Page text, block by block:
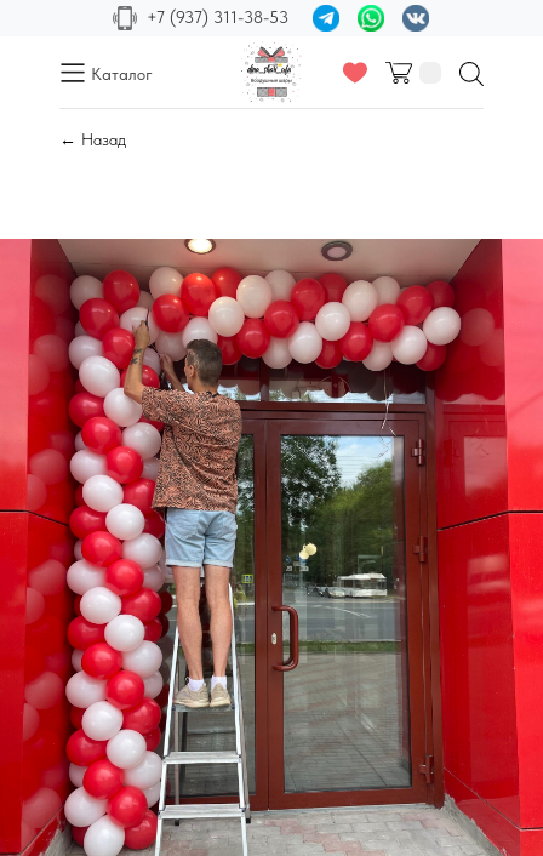
+7 (937) 311-38-53
Каталог
← Назад